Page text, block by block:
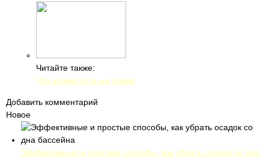
Читайте также:
Что можно есть на сушке
Добавить комментарий
Новое
Эффективные и простые способы, как убрать осадок со дна